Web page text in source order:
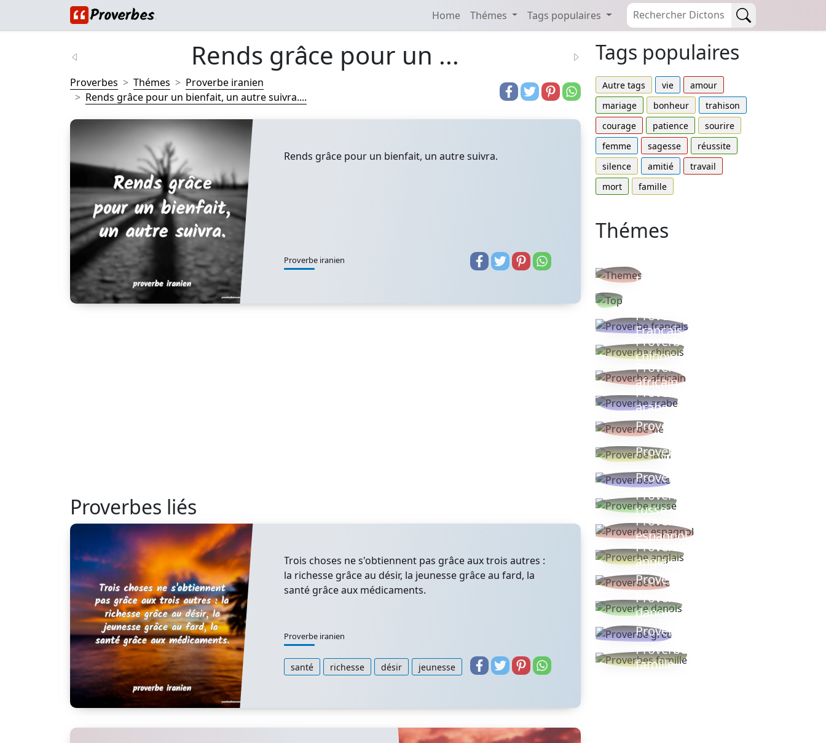
Home Thémes Tags populaires
Rends grâce pour un ...
Proverbes Thémes
Proverbe iranien
Rends grâce pour un bienfait, un autre suivra....
Rends grâce pour un bienfait, un autre suivra.
Proverbe iranien
Proverbes liés
Trois choses ne s'obtiennent pas grâce aux trois autres :
la richesse grâce au désir, la jeunesse grâce au fard, la
santé grâce aux médicaments.
Proverbe iranien
santé richesse désir jeunesse
Tags populaires
Autre tags vie
amour
mariage
bonheur
trahison
courage
patience
sourire
femme
sagesse
réussite
silence
amitié
travail
mort
famille
Thémes
thèmes
Proverbe
Français
Proverbe
chinois
Proverbe
africain
Proverbe
arabe
Proverbe vie
Proverbe latin
Proverbes ete
Proverbe
russe
Proverbe
espagnol
Proverbe
anglais
Proverbe turc
Proverbe
danois
Proverbe grec
Proverbes
famille